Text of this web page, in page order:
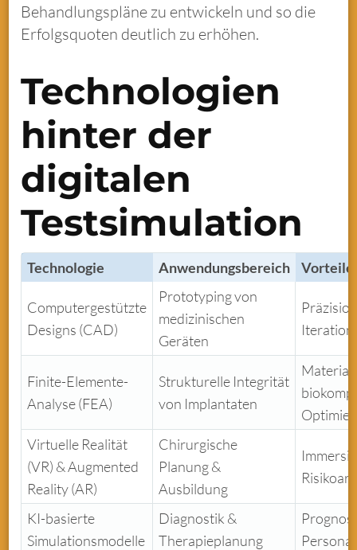
Behandlungspläne zu entwickeln und so die
Erfolgsquoten deutlich zu erhöhen.
Technologien
hinter der
digitalen
Testsimulation
Technologie Anwendungsbereich Vorteile
Computergestützte
Designs (CAD)
Prototyping von
medizinischen
Geräten
Iteration
Finite-Elemente-
Analyse (FEA)
Strukturelle Integrität
von Implantaten
Virtuelle Realität
(VR) & Augmented
Reality (AR)
Chirurgische
Planung &
Ausbildung
KI-basierte
Simulationsmodelle
Diagnostik &
Therapieplanung